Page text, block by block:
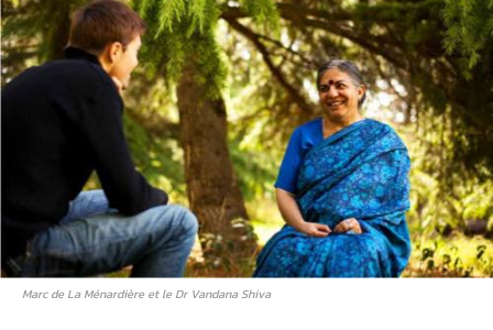
Marc de La Ménardière et le Dr Vandana Shiva